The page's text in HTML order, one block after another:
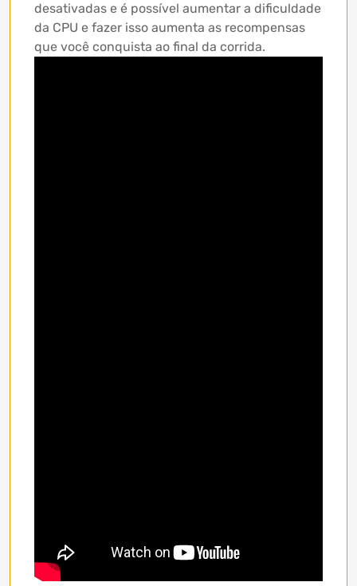
desativadas e é possível aumentar a dificuldade
da CPU e fazer isso aumenta as recompensas
que você conquista ao final da corrida.